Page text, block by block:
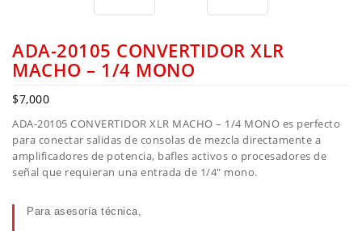
ADA-20105 CONVERTIDOR XLR
MACHO – 1/4 MONO
$7,000
ADA-20105 CONVERTIDOR XLR MACHO – 1/4 MONO es perfecto
para conectar salidas de consolas de mezcla directamente a
amplificadores de potencia, bafles activos o procesadores de
señal que requieran una entrada de 1/4″ mono.
Para asesoría técnica,